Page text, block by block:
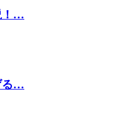
！…
る…